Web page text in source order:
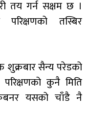
तय गर्न सक्षम छ ।
तस्बिर
शुक्रबार सैन्य परेडको
कुनै मिति
यसको चाँडै नै